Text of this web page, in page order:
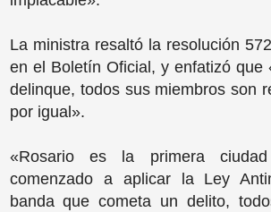
La ministra resaltó la resolución
en el Boletín Oficial, y enfatizó que
delinque, todos sus miembros son
por igual».
«Rosario es la primera
comenzado a aplicar la Ley
banda que cometa un delito,